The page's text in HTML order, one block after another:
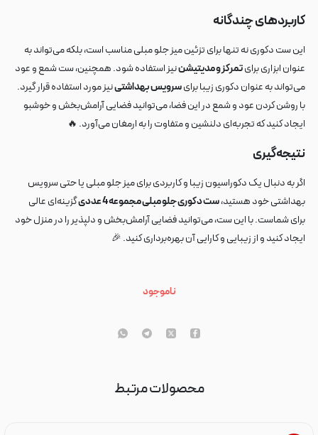
کاربردهای چندگانه
این ست دکوری نه تنها برای تزئین میز جلو مبلی مناسب است، بلکه می‌تواند به
عنوان ابزاری برایتمرکز و مدیتیشننیز استفاده شود. همچنین، ست شمع و عود
می‌تواند به عنوان دکوری زیبا برایسرویس بهداشتینیز مورد استفاده قرار گیرد.
با روشن کردن عود و شمع در این فضا، می‌توانید فضایی آرامش‌بخش و خوشبو
ایجاد کنید که تجربه‌ای دلنشین و متفاوت را به ارمغان می‌آورد. 🔥
نتیجه‌گیری
اگر به دنبال یک دکوراسیون زیبا و کاربردی برای میز جلو مبلی یا حتی سرویس
بهداشتی خود هستید،ست دکوری جلو مبلی مجموعه 4 عددی
گزینه‌ای عالی
برای شماست. با این ست، می‌توانید فضایی آرامش‌بخش و دلپذیر را در منزل خود
ایجاد کنید و از زیبایی و کارایی آن بهره‌برداری کنید. 🎉
ناموجود
محصولات مرتبط